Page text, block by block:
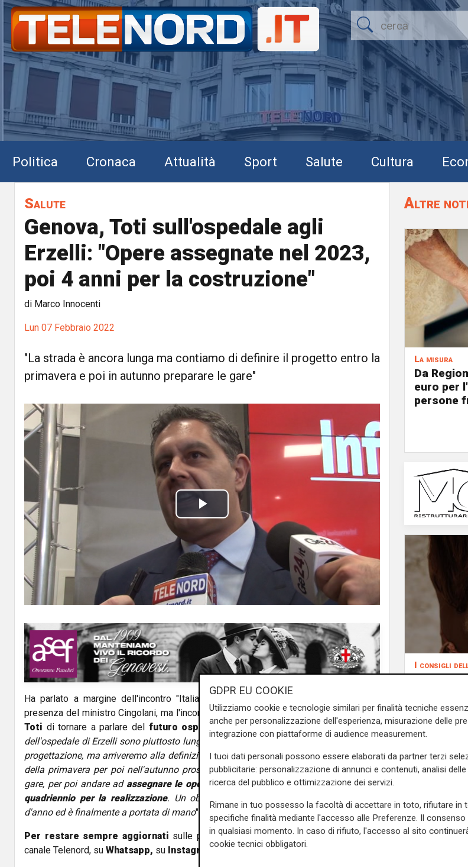
Politica Cronaca Attualità Sport Salute Cultura
Salute
Genova, Toti sull'ospedale agli
Erzelli: "Opere assegnate nel 2023,
poi 4 anni per la costruzione"
di Marco Innocenti
Lun 07 Febbraio 2022
"La strada è ancora lunga ma contiamo di definire il progetto entro la
primavera e poi in autunno preparare le gare"
P
l
a
y
V
d
e
o
Ha parlato a margine dell'incontro "Italia Domani", tenutosi a Palazzo Ducale alla
presenza del ministro Cingolani, ma l'incontro è stata anche l'occasione perGiovanni
Toti di tornare a parlare del futuro ospedale di Erzelli. "I tempi di realizzazione
dell'ospedale di Erzelli sono piuttosto lunghi
- ha detto -
Non siamo ancora in fase di
progettazione, ma arriveremo alla definizione degli strumenti e del progetto nel corso
della primavera per poi nell'autunno prossimo realizzare i progetti propedeutici alle
gare, per poi andare ad assegnare le opere nel 2023 e poi verosimilmenteun altro
quadriennio per la realizzazione. Un obbiettivo che si perseguiva da una decina
d'anno ed è finalmente a portata di mano".
Per restare sempre aggiornati sulle principali notizie sulla Liguria seguiteci sul
canale Telenord, su Whatsapp, su Instagram,suYoutubee suFacebook
Altre
La misura
Da
euro per
persone
I consigli
Creme
estate:
GDPR EU COOKIE
Utilizziamo cookie e tecnologie similari per finalità tecniche
anche per personalizzazione dell'esperienza, misurazione delle
integrazione con piattaforme di audience measurement.
I tuoi dati personali possono essere elaborati da partner terzi
pubblicitarie: personalizzazione di annunci e contenuti, analisi
ricerca del pubblico e ottimizzazione dei servizi.
Rimane in tuo possesso la facoltà di accettare in toto, rifiutare in
specifiche finalità mediante l'accesso alle Preferenze. Il
in qualsiasi momento. In caso di rifiuto, l'accesso al sito
cookie tecnici obbligatori.